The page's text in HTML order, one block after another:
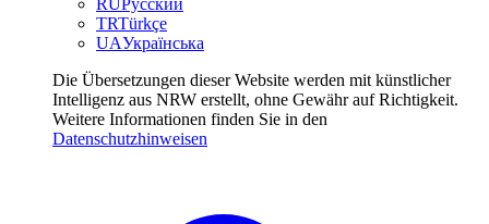
RUРусский
TRTürkçe
UAУкраїнська
Die Übersetzungen dieser Website werden mit künstlicher
Intelligenz aus NRW erstellt, ohne Gewähr auf Richtigkeit.
Weitere Informationen finden Sie in den
Datenschutzhinweisen